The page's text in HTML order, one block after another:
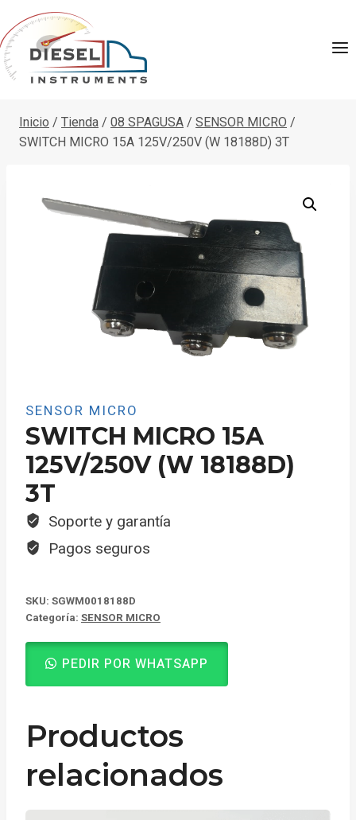
Saltar
al
contenido
Inicio / Tienda / 08 SPAGUSA / SENSOR MICRO /
SWITCH MICRO 15A 125V/250V (W 18188D) 3T
SENSOR MICRO
SWITCH MICRO 15A
125V/250V (W 18188D)
3T
Soporte y garantía
Pagos seguros
SKU: SGWM0018188D
Categoría: SENSOR MICRO
PEDIR POR WHATSAPP
Productos
relacionados